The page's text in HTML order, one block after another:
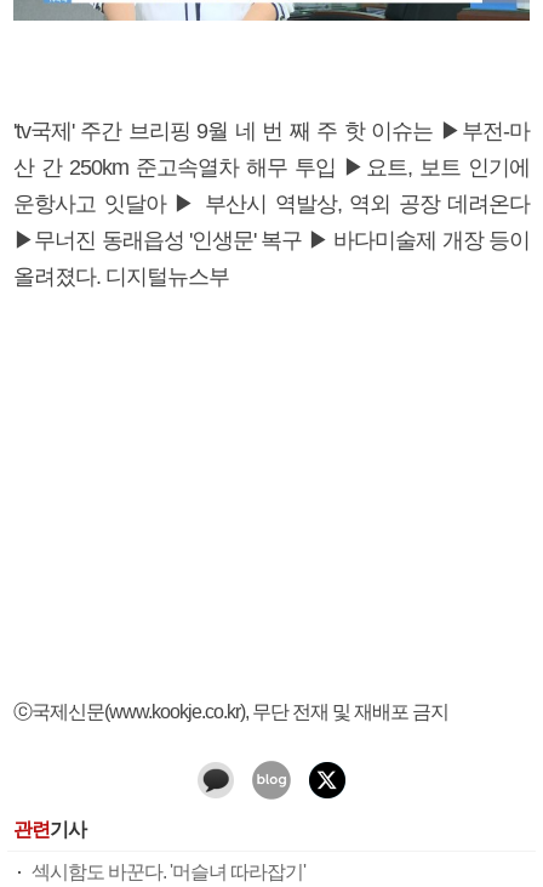
'tv국제' 주간 브리핑 9월 네 번 째 주 핫 이슈는 ▶부전-마
산 간 250km 준고속열차 해무 투입 ▶요트, 보트 인기에
운항사고 잇달아 ▶ 부산시 역발상, 역외 공장 데려온다
▶무너진 동래읍성 '인생문' 복구 ▶ 바다미술제 개장 등이
올려졌다. 디지털뉴스부
ⓒ국제신문(www.kookje.co.kr), 무단 전재 및 재배포 금지
관련기사
섹시함도 바꾼다. '머슬녀 따라잡기'